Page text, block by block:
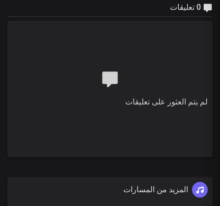
لم يتم العثور على تعليقات
المزيد من المسارات